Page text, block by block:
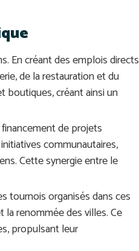
En créant des emplois directs
de la restauration et du
boutiques, créant ainsi un
de projets
communautaires,
Cette synergie entre le
tournois organisés dans ces
renommée des villes. Ce
propulsant leur